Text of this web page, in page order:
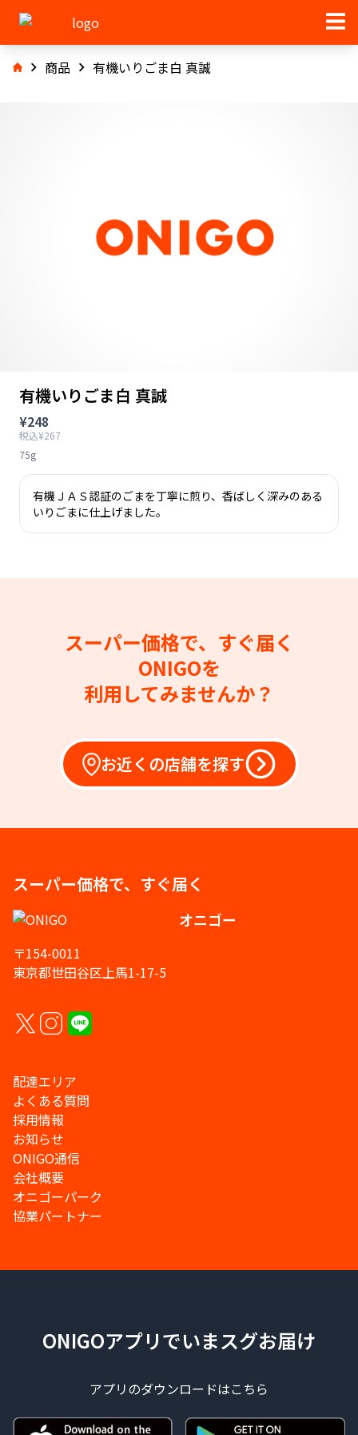
商品 有機いりごま白 真誠
有機いりごま白 真誠
¥248
税込¥267
75g
有機ＪＡＳ認証のごまを丁寧に煎り、香ばしく深みのある
いりごまに仕上げました。
スーパー価格で、すぐ届く
ONIGOを
利用してみませんか？
お近くの店舗を探す
スーパー価格で、すぐ届く
オニゴー
〒154-0011
東京都世田谷区上馬1-17-5
配達エリア
よくある質問
採用情報
お知らせ
ONIGO通信
会社概要
オニゴーパーク
協業パートナー
ONIGOアプリでいまスグお届け
アプリのダウンロードはこちら